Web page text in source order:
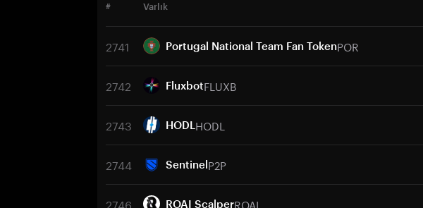
# Varlık
2741 Portugal National Team Fan TokenPOR
2742 FluxbotFLUXB
2743 HODL HODL
2744 SentinelP2P
2746 ROAI ScalperROAI